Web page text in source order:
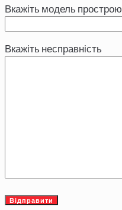
Вкажіть модель прострою
Вкажіть несправність